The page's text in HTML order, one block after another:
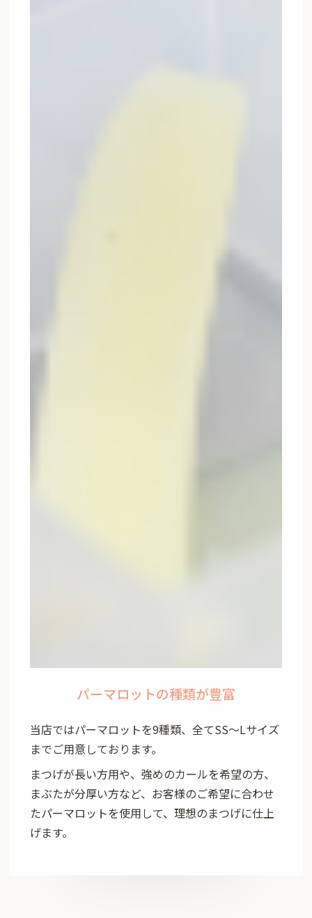
パーマロットの種類が豊富
当店ではパーマロットを9種類、全てSS～Lサイズ
までご用意しております。
まつげが長い方用や、強めのカールを希望の方、
まぶたが分厚い方など、お客様のご希望に合わせ
たパーマロットを使用して、理想のまつげに仕上
げます。